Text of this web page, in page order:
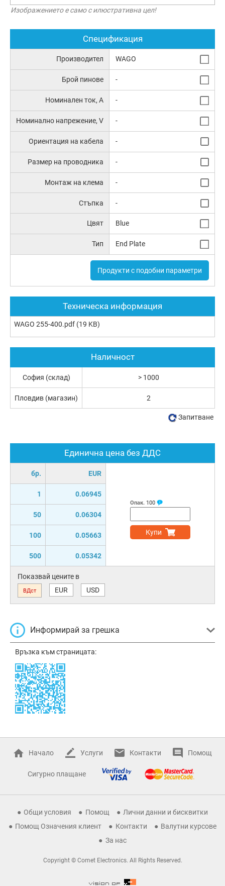
Изображението е само с илюстративна цел!
Спецификация
Производител WAGO
Брой пинове -
Номинален ток, А -
Номинално напрежение, V -
Ориентация на кабела -
Размер на проводника -
Монтаж на клема -
Стъпка -
Цвят Blue
Тип End Plate
Продукти с подобни параметри
Техническа информация
WAGO 255-400.pdf (19 KB)
Единична цена без ДДС
бр. EUR
1 0.06945
50 0.06304
100 0.05663
500 0.05342
Опак. 100
Купи
Показвай цените в
ВДст EUR USD
Информирай за грешка
Връзка към страницата:
Наличност
София (склад) > 1000
Пловдив (магазин) 2
Запитване
Начало Услуги Контакти Помощ
Сигурно плащане
Общи условия Помощ
Лични данни и бисквитки
Помощ Означения клиент
Контакти
Валутни курсове
За нас
Copyright © Comet Electronics. All Rights Reserved.